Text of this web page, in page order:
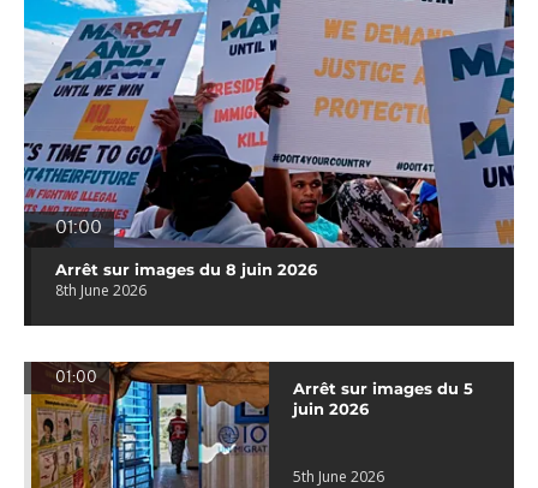
01:00
Arrêt sur images du 8 juin 2026
8th June 2026
01:00
Arrêt sur images du 5
juin 2026
5th June 2026